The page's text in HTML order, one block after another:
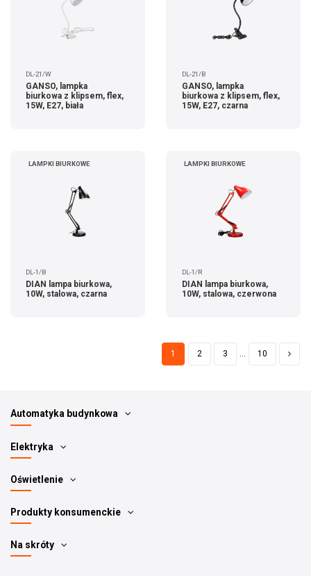
DL-21/W
GANSO, lampka
biurkowa z klipsem, flex,
15W, E27, biała
DL-21/B
GANSO, lampka
biurkowa z klipsem, flex,
15W, E27, czarna
LAMPKI BIURKOWE
DL-1/B
DIAN lampa biurkowa,
10W, stalowa, czarna
LAMPKI BIURKOWE
DL-1/R
DIAN lampa biurkowa,
10W, stalowa, czerwona
1 2 3 … 10
Automatyka budynkowa
Elektryka
Oświetlenie
Produkty konsumenckie
Na skróty